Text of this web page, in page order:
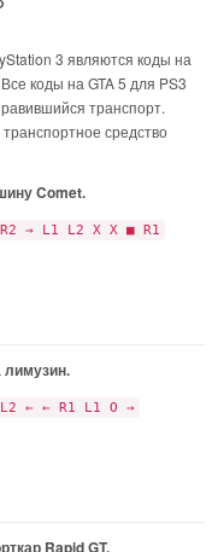
3 являются коды на
коды на GTA 5 для PS3
транспорт.
средство
Comet.
→ L1 L2 X X ■ R1
лимузин.
← ← R1 L1 O →
Rapid GT.